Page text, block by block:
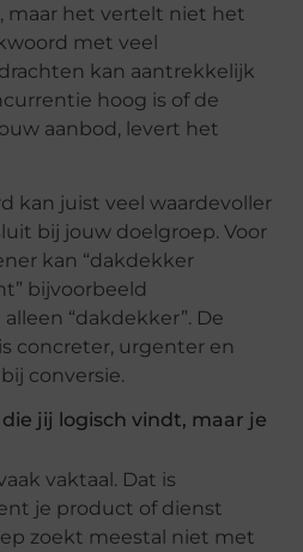
maar het vertelt niet het
met veel
kan aantrekkelijk
hoog is of de
aanbod, levert het
kan juist veel waardevoller
bij jouw doelgroep. Voor
kan “dakdekker
bijvoorbeeld
“dakdekker”. De
concreter, urgenter en
conversie.
jij logisch vindt, maar je
vaktaal. Dat is
je product of dienst
zoekt meestal niet met